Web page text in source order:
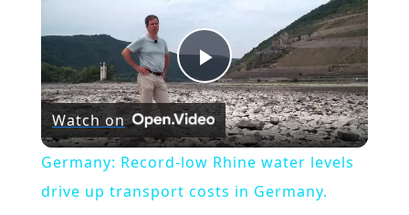
Play
Video
Watch on
Germany: Record-low Rhine water levels
drive up transport costs in Germany.